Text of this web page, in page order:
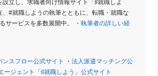
設立し、求職者向け情報サイト「♯就職しよ
、#就職しようの執筆とともに、転職・就職な
サービスを多数展開中。 ・ 執筆者の詳しい経
ンスフロー公式サイト ・ 法人派遣マッチング公
ージェント「♯就職しよう」公式サイト